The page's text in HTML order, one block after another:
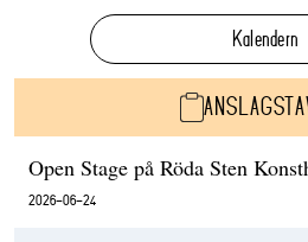
Kalendern
Open Stage på Röda Sten
2026-06-24